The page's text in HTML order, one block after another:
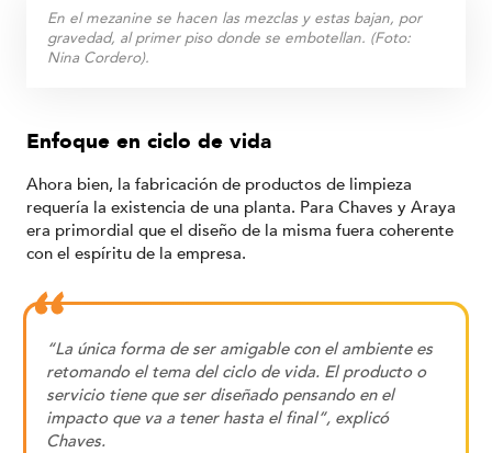
En el mezanine se hacen las mezclas y estas bajan, por
gravedad, al primer piso donde se embotellan. (Foto:
Nina Cordero).
Enfoque en ciclo de vida
Ahora bien, la fabricación de productos de limpieza
requería la existencia de una planta. Para Chaves y Araya
era primordial que el diseño de la misma fuera coherente
con el espíritu de la empresa.
“La única forma de ser amigable con el ambiente es
retomando el tema del ciclo de vida. El producto o
servicio tiene que ser diseñado pensando en el
impacto que va a tener hasta el final”, explicó
Chaves.